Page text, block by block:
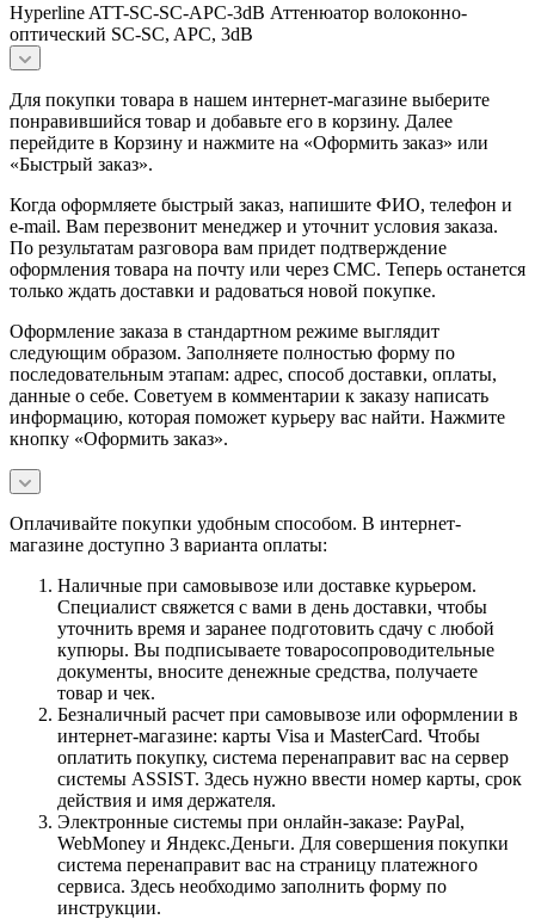
Hyperline ATT-SC-SC-APC-3dB Аттенюатор волоконно-
оптический SC-SC, APC, 3dB
Для покупки товара в нашем интернет-магазине выберите
понравившийся товар и добавьте его в корзину. Далее
перейдите в Корзину и нажмите на «Оформить заказ» или
«Быстрый заказ».
Когда оформляете быстрый заказ, напишите ФИО, телефон и
e-mail. Вам перезвонит менеджер и уточнит условия заказа.
По результатам разговора вам придет подтверждение
оформления товара на почту или через СМС. Теперь останется
только ждать доставки и радоваться новой покупке.
Оформление заказа в стандартном режиме выглядит
следующим образом. Заполняете полностью форму по
последовательным этапам: адрес, способ доставки, оплаты,
данные о себе. Советуем в комментарии к заказу написать
информацию, которая поможет курьеру вас найти. Нажмите
кнопку «Оформить заказ».
Оплачивайте покупки удобным способом. В интернет-
магазине доступно 3 варианта оплаты:
Наличные при самовывозе или доставке курьером.
Специалист свяжется с вами в день доставки, чтобы
уточнить время и заранее подготовить сдачу с любой
купюры. Вы подписываете товаросопроводительные
документы, вносите денежные средства, получаете
товар и чек.
Безналичный расчет при самовывозе или оформлении в
интернет-магазине: карты Visa и MasterCard. Чтобы
оплатить покупку, система перенаправит вас на сервер
системы ASSIST. Здесь нужно ввести номер карты, срок
действия и имя держателя.
Электронные системы при онлайн-заказе: PayPal,
WebMoney и Яндекс.Деньги. Для совершения покупки
система перенаправит вас на страницу платежного
сервиса. Здесь необходимо заполнить форму по
инструкции.